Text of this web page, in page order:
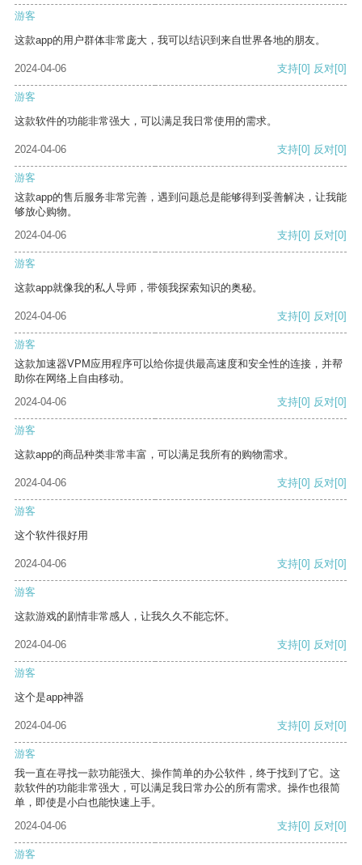
游客
这款app的用户群体非常庞大，我可以结识到来自世界各地的朋友。
2024-04-06 支持[0] 反对[0]
游客
这款软件的功能非常强大，可以满足我日常使用的需求。
2024-04-06 支持[0] 反对[0]
游客
这款app的售后服务非常完善，遇到问题总是能够得到妥善解决，让我能
够放心购物。
2024-04-06
支持[0] 反对[0]
游客
这款app就像我的私人导师，带领我探索知识的奥秘。
2024-04-06 支持[0] 反对[0]
游客
这款加速器VPM应用程序可以给你提供最高速度和安全性的连接，并帮
助你在网络上自由移动。
2024-04-06
支持[0] 反对[0]
游客
这款app的商品种类非常丰富，可以满足我所有的购物需求。
2024-04-06 支持[0] 反对[0]
游客
这个软件很好用
2024-04-06 支持[0] 反对[0]
游客
这款游戏的剧情非常感人，让我久久不能忘怀。
2024-04-06 支持[0] 反对[0]
游客
这个是app神器
2024-04-06 支持[0] 反对[0]
游客
我一直在寻找一款功能强大、操作简单的办公软件，终于找到了它。这
款软件的功能非常强大，可以满足我日常办公的所有需求。操作也很简
单，即使是小白也能快速上手。
2024-04-06
支持[0] 反对[0]
游客